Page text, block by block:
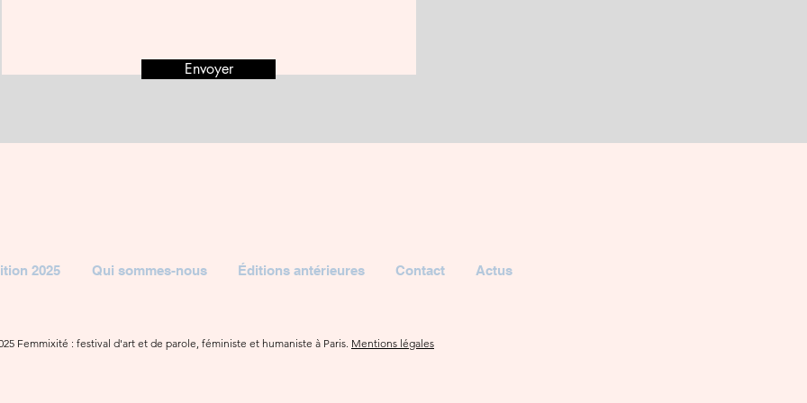
Envoyer
2025 Qui sommes-nous Éditions antérieures Contact Actus
Femmixité : festival d'art et de parole, féministe et humaniste à Paris. Mentions légales